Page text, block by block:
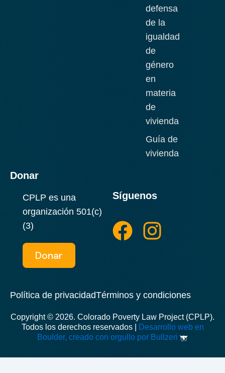
defensa
de la
igualdad
de
género
en
materia
de
vivienda
Guía de
vivienda
Donar
CPLP es una
organización 501(c)
(3)
Donar
Síguenos
a
b
o
o
k
n
a
g
r
a
Copyright © 2026. Colorado Poverty Law Project (CPLP).
Todos los derechos reservados |
Desarrollo web en
Boulder, creado con orgullo por Bullzeri
Política de privacidadTérminos y condiciones